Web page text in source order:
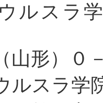
ルスラ
山形）０
ルスラ学